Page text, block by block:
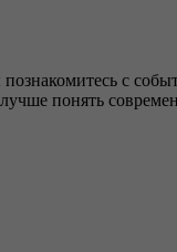
с
понять